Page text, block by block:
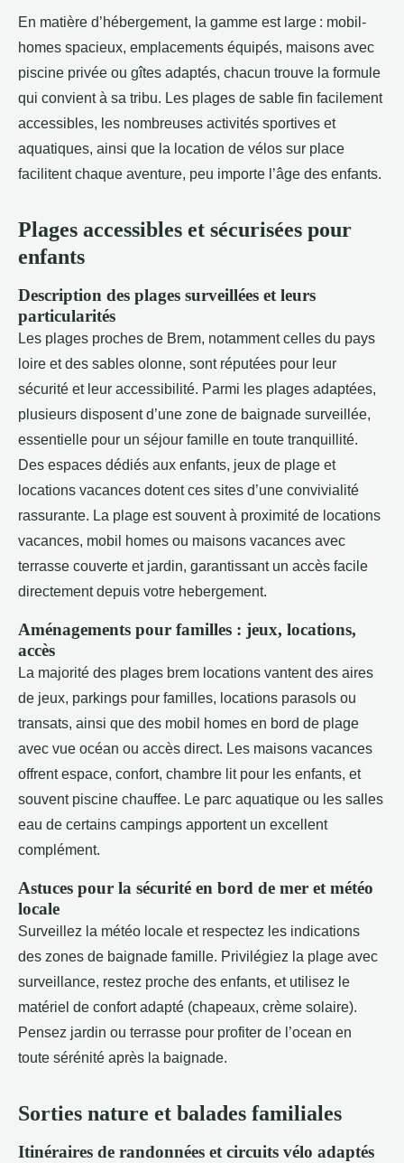
En matière d’hébergement, la gamme est large : mobil-
homes spacieux, emplacements équipés, maisons avec
piscine privée ou gîtes adaptés, chacun trouve la formule
qui convient à sa tribu. Les plages de sable fin facilement
accessibles, les nombreuses activités sportives et
aquatiques, ainsi que la location de vélos sur place
facilitent chaque aventure, peu importe l’âge des enfants.
Plages accessibles et sécurisées pour
enfants
Description des plages surveillées et leurs
particularités
Les plages proches de Brem, notamment celles du pays
loire et des sables olonne, sont réputées pour leur
sécurité et leur accessibilité. Parmi les plages adaptées,
plusieurs disposent d’une zone de baignade surveillée,
essentielle pour un séjour famille en toute tranquillité.
Des espaces dédiés aux enfants, jeux de plage et
locations vacances dotent ces sites d’une convivialité
rassurante. La plage est souvent à proximité de locations
vacances, mobil homes ou maisons vacances avec
terrasse couverte et jardin, garantissant un accès facile
directement depuis votre hebergement.
Aménagements pour familles : jeux, locations,
accès
La majorité des plages brem locations vantent des aires
de jeux, parkings pour familles, locations parasols ou
transats, ainsi que des mobil homes en bord de plage
avec vue océan ou accès direct. Les maisons vacances
offrent espace, confort, chambre lit pour les enfants, et
souvent piscine chauffee. Le parc aquatique ou les salles
eau de certains campings apportent un excellent
complément.
Astuces pour la sécurité en bord de mer et météo
locale
Surveillez la météo locale et respectez les indications
des zones de baignade famille. Privilégiez la plage avec
surveillance, restez proche des enfants, et utilisez le
matériel de confort adapté (chapeaux, crème solaire).
Pensez jardin ou terrasse pour profiter de l’ocean en
toute sérénité après la baignade.
Sorties nature et balades familiales
Itinéraires de randonnées et circuits vélo adaptés